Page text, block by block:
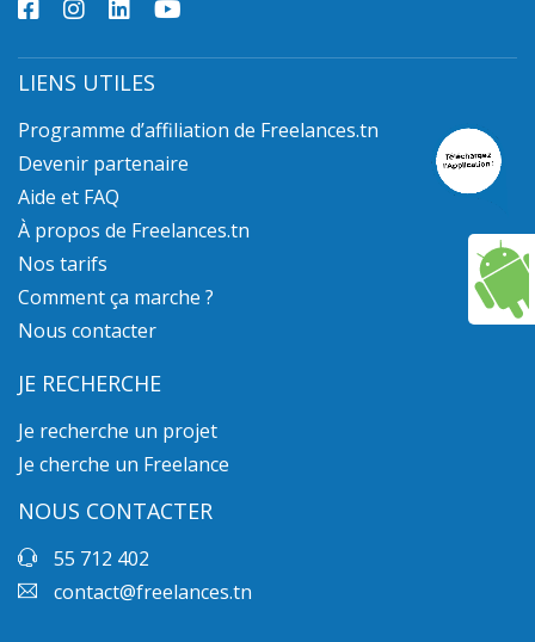
LIENS UTILES
Programme d’affiliation de Freelances.tn
Devenir partenaire
Aide et FAQ
À propos de Freelances.tn
Nos tarifs
Comment ça marche ?
Nous contacter
JE RECHERCHE
Je recherche un projet
Je cherche un Freelance
NOUS CONTACTER
55 712 402
contact@freelances.tn